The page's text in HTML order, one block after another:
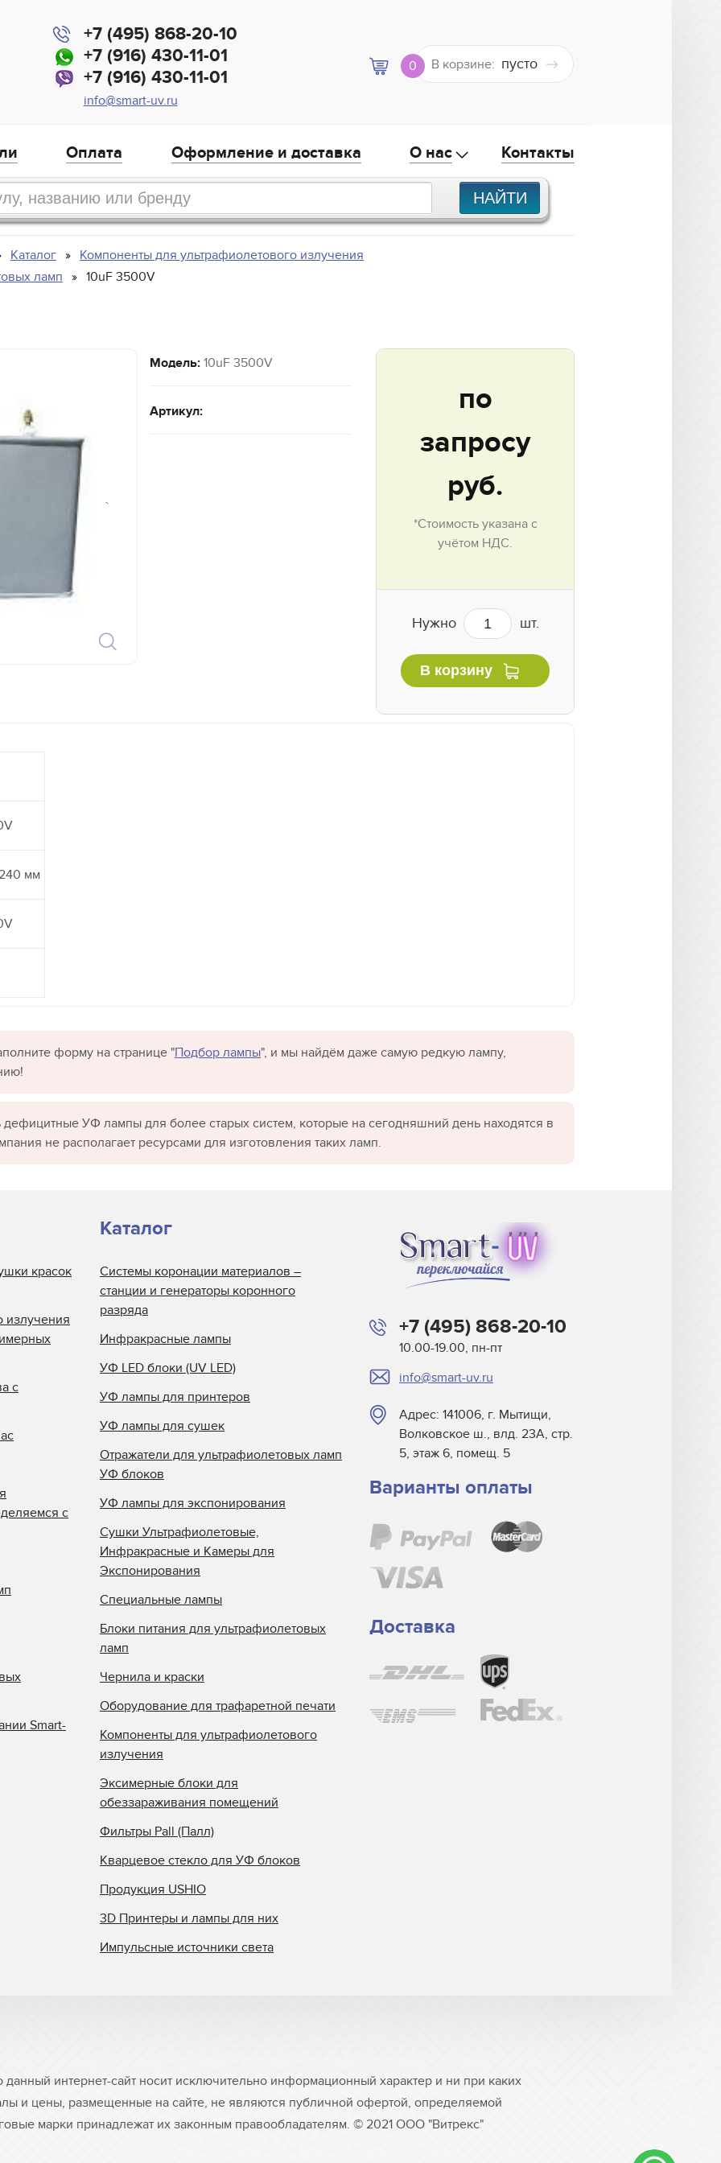
+7 (495) 868-20-10
+7 (916) 430-11-01
+7 (916) 430-11-01
info@smart-uv.ru
0 В корзине: пусто
Оплата Оформление и доставка О нас Контакты
Каталог
Компоненты для ультрафиолетового излучения
ламп
10uF 3500V
`
Модель: 10uF 3500V
Артикул:
по
запросу
руб.
*Стоимость указана с
учётом НДС.
Нужно шт.
В корзину
мм
форму на странице "Подбор лампы", и мы найдём даже самую редкую лампу,
дефицитные УФ лампы для более старых систем, которые на сегодняшний день находятся в
не располагает ресурсами для изготовления таких ламп.
+7 (495) 868-20-10
10.00-19.00, пн-пт
info@smart-uv.ru
Адрес: 141006, г. Мытищи,
Волковское ш., влд. 23А, стр.
5, этаж 6, помещ. 5
Варианты оплаты
Доставка
красок
излучения
с
с
Smart-
Каталог
Системы коронации материалов –
станции и генераторы коронного
разряда
Инфракрасные лампы
УФ LED блоки (UV LED)
УФ лампы для принтеров
УФ лампы для сушек
Отражатели для ультрафиолетовых ламп
УФ блоков
УФ лампы для экспонирования
Сушки Ультрафиолетовые,
Инфракрасные и Камеры для
Экспонирования
Специальные лампы
Блоки питания для ультрафиолетовых
ламп
Чернила и краски
Оборудование для трафаретной печати
Компоненты для ультрафиолетового
излучения
Эксимерные блоки для
обеззараживания помещений
Фильтры Pall (Палл)
Кварцевое стекло для УФ блоков
Продукция USHIO
3D Принтеры и лампы для них
Импульсные источники света
интернет-сайт носит исключительно информационный характер и ни при каких
и цены, размещенные на сайте, не являются публичной офертой, определяемой
марки принадлежат их законным правообладателям. © 2021 ООО "Витрекс"